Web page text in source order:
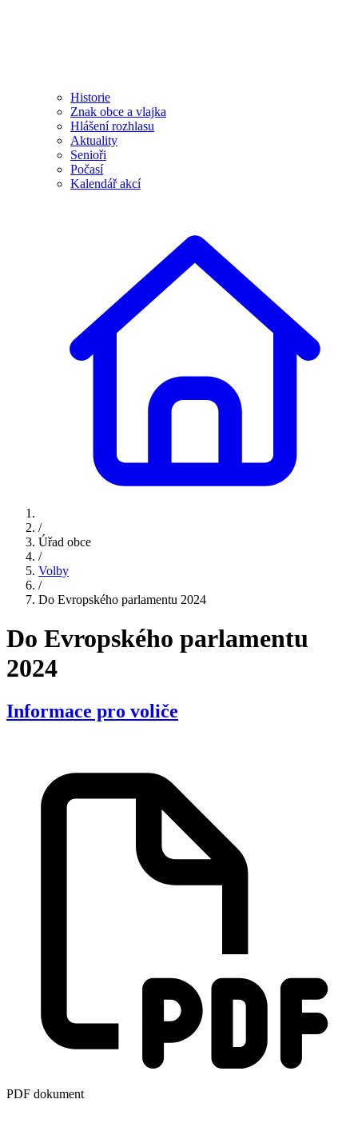
Historie
Znak obce a vlajka
Hlášení rozhlasu
Aktuality
Senioři
Počasí
Kalendář akcí
/
Úřad obce
/
Volby
/
Do Evropského parlamentu 2024
Do Evropského parlamentu
2024
Informace pro voliče
PDF dokument